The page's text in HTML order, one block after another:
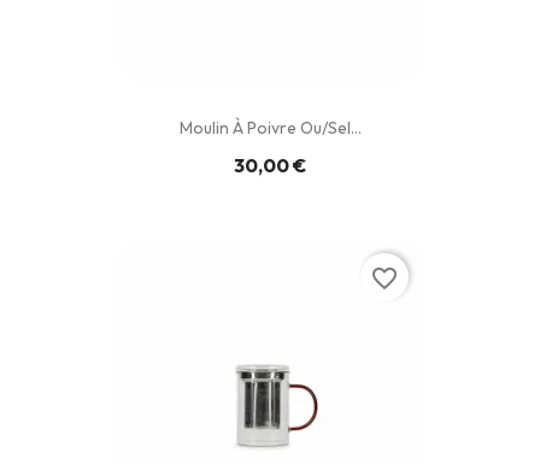
Moulin À Poivre Ou/sel...
30,00 €
favorite_border